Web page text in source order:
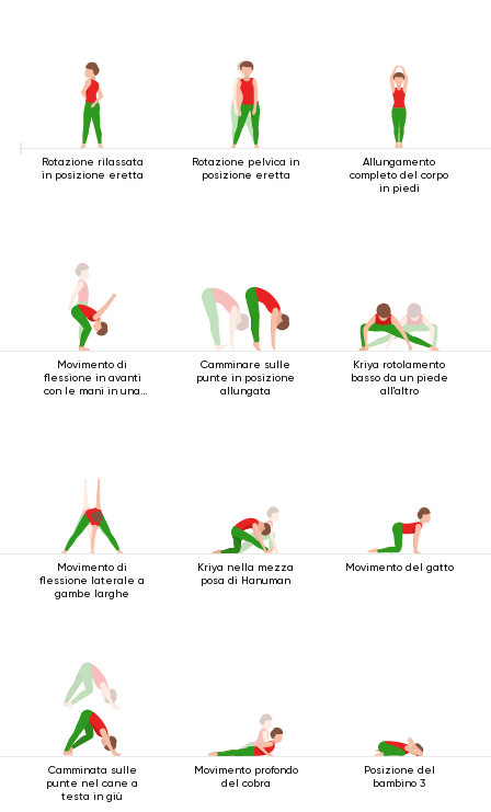
Rotazione rilassata
in posizione eretta
Rotazione pelvica in
posizione eretta
Allungamento
completo del corpo
in piedi
Movimento di
flessione in avanti
con le mani in una
Camminare sulle
punte in posizione
allungata
Kriya rotolamento
basso da un piede
all'altro
Movimento di
flessione laterale a
gambe larghe
Kriya nella mezza
posa di Hanuman
Movimento del gatto
Camminata sulle
punte nel cane a
testa in giù
Movimento profondo
del cobra
Posizione del
bambino 3